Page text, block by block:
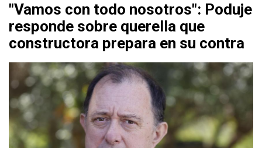
"Vamos con todo nosotros": Poduje
responde sobre querella que
constructora prepara en su contra